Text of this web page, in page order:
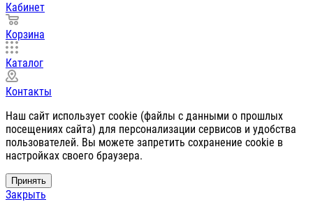
Кабинет
Корзина
Каталог
Контакты
Наш сайт использует cookie (файлы с данными о прошлых
посещениях сайта) для персонализации сервисов и удобства
пользователей. Вы можете запретить сохранение cookie в
настройках своего браузера.
Принять
Закрыть